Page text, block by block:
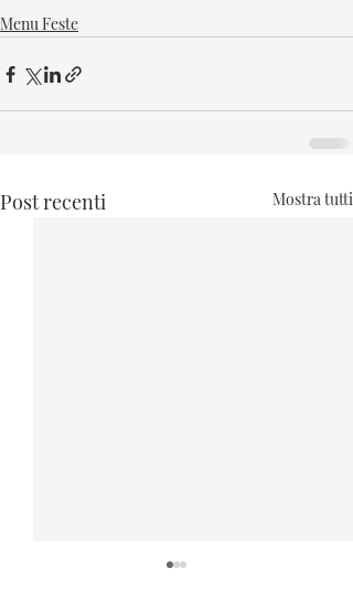
Menu Feste
Post recenti Mostra tutti